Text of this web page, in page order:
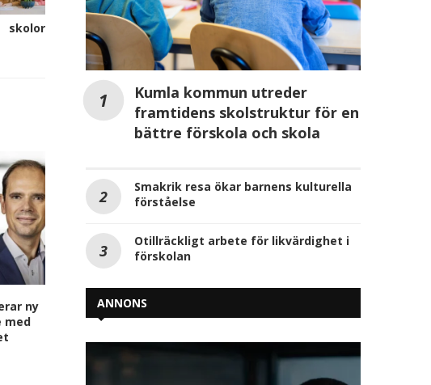
skolor
ny
med
Metodstöd för val av läromedel
nu tillgängligt för alla och en
strategisk satsning
april 21, 2026
Kumla kommun utreder
framtidens skolstruktur för en
bättre förskola och skola
Smakrik resa ökar barnens kulturella
förståelse
Otillräckligt arbete för likvärdighet i
förskolan
ANNONS